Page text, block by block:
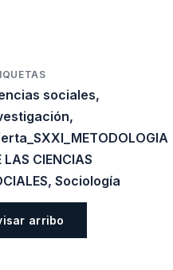
sociales,
,
LAS CIENCIAS
,Sociología
arribo